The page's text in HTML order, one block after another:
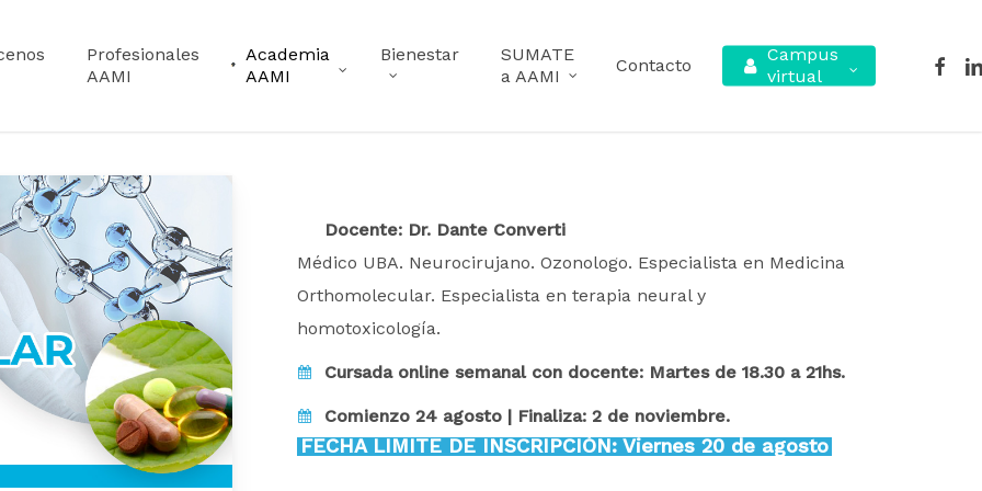
Profesionales
AAMI
Academia
AAMI
Bienestar
SUMATE
a AAMI
Contacto
Campus
virtual
Docente: Dr. Dante Converti
Médico UBA. Neurocirujano. Ozonologo. Especialista en Medicina
Orthomolecular. Especialista en terapia neural y
homotoxicología.
Cursada online semanal con docente: Martes de 18.30 a 21hs.
Comienzo 24 agosto | Finaliza: 2 de noviembre.
FECHA LIMITE DE INSCRIPCIÓN: Viernes 20 de agosto